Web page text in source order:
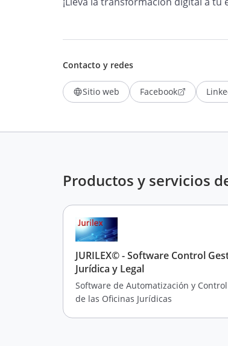
Contacto y redes
Sitio web Facebook
Productos y servicios de
JURILEX© - Software Control
Jurídica y Legal
Software de Automatización y
de las Oficinas Jurídicas